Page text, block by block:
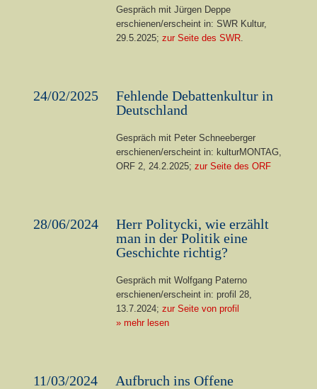
Gespräch mit Jürgen Deppe
erschienen/erscheint in: SWR Kultur,
29.5.2025; zur Seite des SWR.
24/02/2025
Fehlende Debattenkultur in
Deutschland
Gespräch mit Peter Schneeberger
erschienen/erscheint in: kulturMONTAG,
ORF 2, 24.2.2025; zur Seite des ORF
28/06/2024
Herr Politycki, wie erzählt
man in der Politik eine
Geschichte richtig?
Gespräch mit Wolfgang Paterno
erschienen/erscheint in: profil 28,
13.7.2024; zur Seite von profil
» mehr lesen
11/03/2024 Aufbruch ins Offene